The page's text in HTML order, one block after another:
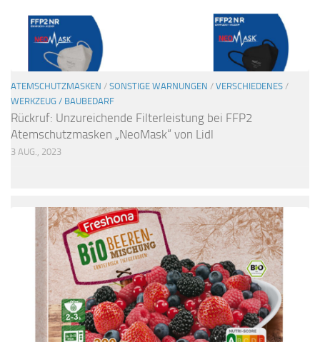
ATEMSCHUTZMASKEN / SONSTIGE WARNUNGEN / VERSCHIEDENES /
WERKZEUG / BAUBEDARF
Rückruf: Unzureichende Filterleistung bei FFP2
Atemschutzmasken „NeoMask“ von Lidl
3 AUG., 2023